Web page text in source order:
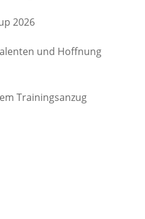
2026
und Hoffnung
Trainingsanzug